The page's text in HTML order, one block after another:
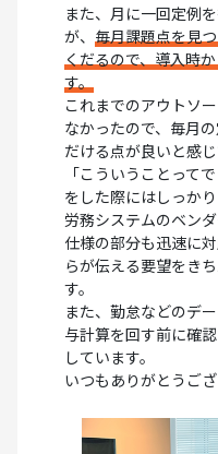
また、月に一回定例
が、 毎月課題点を見
くだるので、導入時
す。
これまでのアウトソ
なかったので、毎月
だける点が良いと感じ
「こういうことって
をした際にはしっか
労務システムのベン
仕様の部分も迅速に
らが伝える要望をき
す。
また、勤怠などのデ
与計算を回す前に確
しています。
いつもありがとうござ